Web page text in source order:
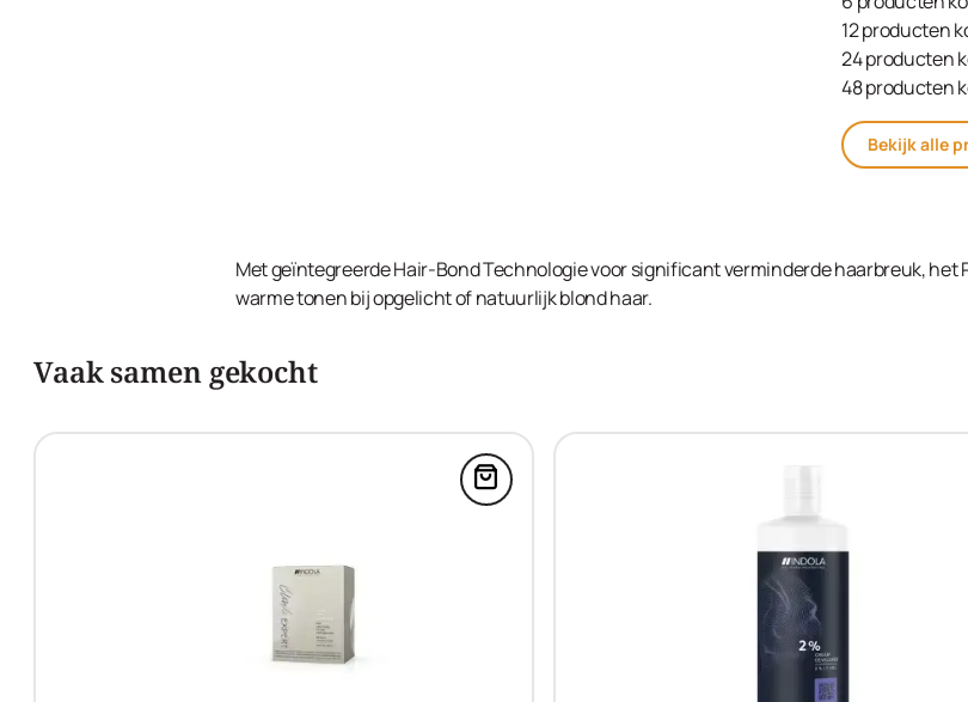
12 producten
24 producten
48 producten
Bekijk alle
Met geïntegreerde Hair-Bond Technologie voor significant verminderde haarbreuk,
warme tonen bij opgelicht of natuurlijk blond haar.
Vaak samen gekocht
Voeg Blonde Expert Ultra Lift Booster 10x10g